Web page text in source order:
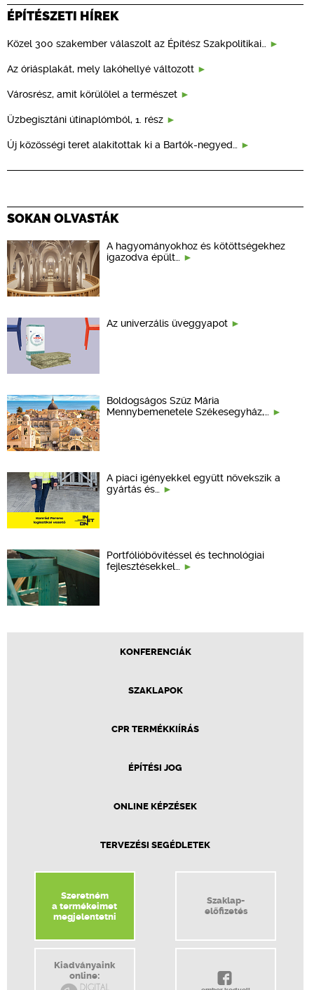
ÉPÍTÉSZETI HÍREK
Közel 300 szakember válaszolt az Építész Szakpolitikai…
Az óriásplakát, mely lakóhellyé változott
Városrész, amit körülölel a természet
Üzbegisztáni útinaplómból, 1. rész
Új közösségi teret alakítottak ki a Bartók-negyed…
SOKAN OLVASTÁK
A hagyományokhoz és kötöttségekhez
igazodva épült…
Az univerzális üveggyapot
Boldogságos Szűz Mária
Mennybemenetele Székesegyház,…
A piaci igényekkel együtt növekszik a
gyártás és…
Portfólióbővítéssel és technológiai
fejlesztésekkel…
KONFERENCIÁK
SZAKLAPOK
CPR TERMÉKKIÍRÁS
ÉPÍTÉSI JOG
ONLINE KÉPZÉSEK
TERVEZÉSI SEGÉDLETEK
Szeretném
a termékeimet
megjelentetni
Szaklap-
előfizetés
Kiadványaink
online: